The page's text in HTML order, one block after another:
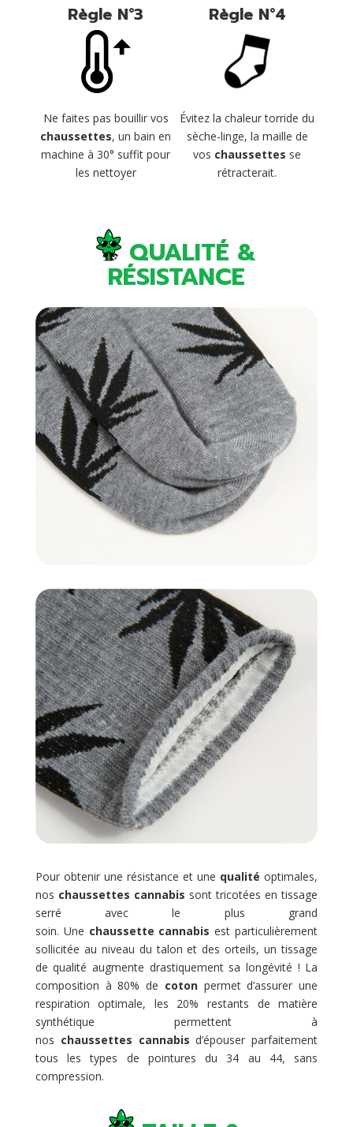
Règle N°3
Ne faites pas bouillir vos
chaussettes, un bain en
machine à 30° suffit pour
les nettoyer
Règle N°4
Évitez la chaleur torride du
sèche-linge, la maille de
vos chaussettes se
rétracterait.
QUALITÉ &
RÉSISTANCE
Pour obtenir une résistance et une qualité optimales,
nos chaussettes cannabis sont tricotées en tissage
serré avec le plus grand
soin. Une chaussette cannabis est particulièrement
sollicitée au niveau du talon et des orteils, un tissage
de qualité augmente drastiquement sa longévité ! La
composition à 80% de cotonpermet d’assurer une
respiration optimale, les 20% restants de matière
synthétique permettent à
nos chaussettes cannabis d’épouser parfaitement
tous les types de pointures du 34 au 44, sans
compression.